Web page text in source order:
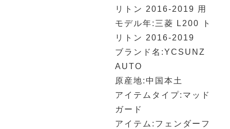
リトン 2016-2019 用
モデル年:三菱 L200 ト
リトン 2016-2019
ブランド名:YCSUNZ
AUTO
原産地:中国本土
アイテムタイプ:マッド
ガード
アイテム:フェンダーフ